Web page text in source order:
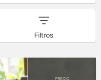
Filtros
PRECIO